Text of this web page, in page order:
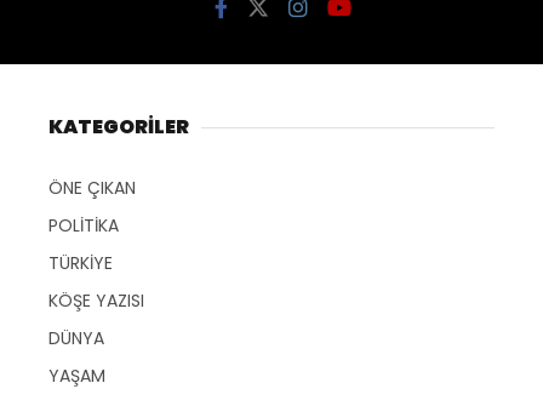
KATEGORİLER
ÖNE ÇIKAN
POLİTİKA
TÜRKİYE
KÖŞE YAZISI
DÜNYA
YAŞAM